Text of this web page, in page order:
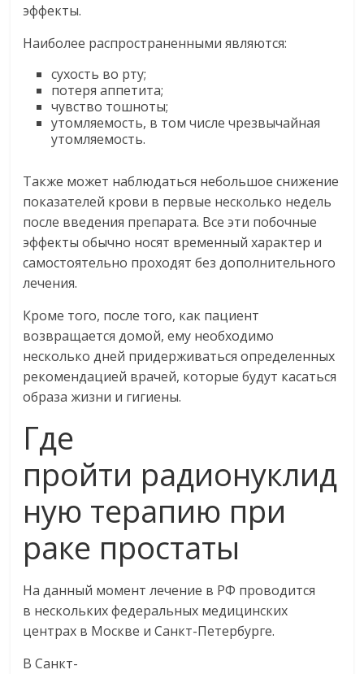
эффекты.
Наиболее распространенными являются:
сухость во рту;
потеря аппетита;
чувство тошноты;
утомляемость, в том числе чрезвычайная
утомляемость.
Также может наблюдаться небольшое снижение
показателей крови в первые несколько недель
после введения препарата. Все эти побочные
эффекты обычно носят временный характер и
самостоятельно проходят без дополнительного
лечения.
Кроме того, после того, как пациент
возвращается домой, ему необходимо
несколько дней придерживаться определенных
рекомендацией врачей, которые будут касаться
образа жизни и гигиены.
Где
пройти радионуклид
ную терапию при
раке простаты
На данный момент лечение в РФ проводится
в нескольких федеральных медицинских
центрах в Москве и Санкт-Петербурге.
В Санкт-